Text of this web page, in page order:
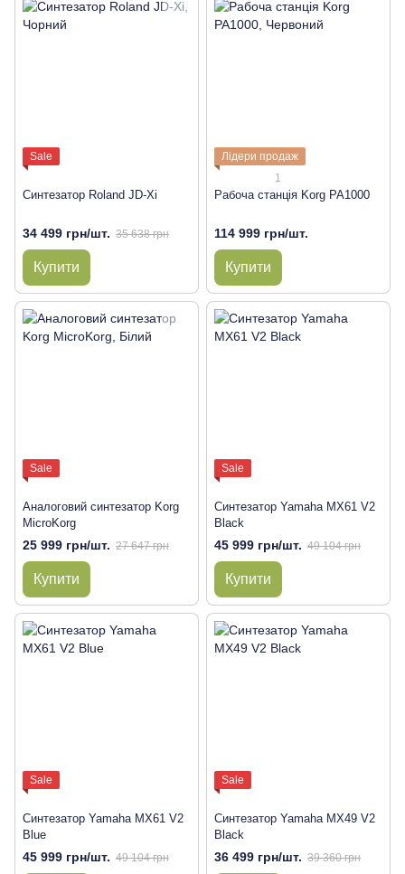
Sale
Синтезатор Roland JD-Xi
34 499 грн/шт. 35 638 грн
Купити
Лідери продаж
1
Рабоча станція Korg PA1000
114 999 грн/шт.
Купити
Sale
Аналоговий синтезатор Korg
MicroKorg
25 999 грн/шт. 27 647 грн
Купити
Sale
Синтезатор Yamaha MX61 V2
Black
45 999 грн/шт. 49 104 грн
Купити
Sale
Синтезатор Yamaha MX61 V2
Blue
45 999 грн/шт. 49 104 грн
Sale
Синтезатор Yamaha MX49 V2
Black
36 499 грн/шт. 39 360 грн